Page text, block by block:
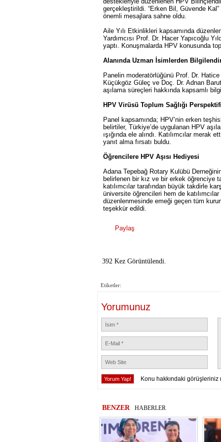
gerçekleştirildi. “Erken Bil, Güvende
önemli mesajlara sahne oldu.
Aile Yılı Etkinlikleri kapsamında
Yardımcısı Prof. Dr. Hacer Yapıcoğlu
yaptı. Konuşmalarda HPV konusunda
Alanında Uzman İsimlerden
Panelin moderatörlüğünü Prof. Dr.
Küçükgöz Güleç ve Doç. Dr. Adnan
aşılama süreçleri hakkında kapsamlı
HPV Virüsü Toplum Sağlığı
Panel kapsamında; HPV’nin erken
belirtiler, Türkiye’de uygulanan HPV
ışığında ele alındı. Katılımcılar
yanıt alma fırsatı buldu.
Öğrencilere HPV Aşısı Hediyesi
Adana Tepebağ Rotary Kulübü
belirlenen bir kız ve bir erkek öğrenciye
katılımcılar tarafından büyük takdirle
üniversite öğrencileri hem de
düzenlenmesinde emeği geçen tüm
teşekkür edildi.
Paylaş
392 Kez Görüntülendi.
Etiketler:
Yorumunuz
Konu hakkındaki görüşleriniz
BENZER HABERLER